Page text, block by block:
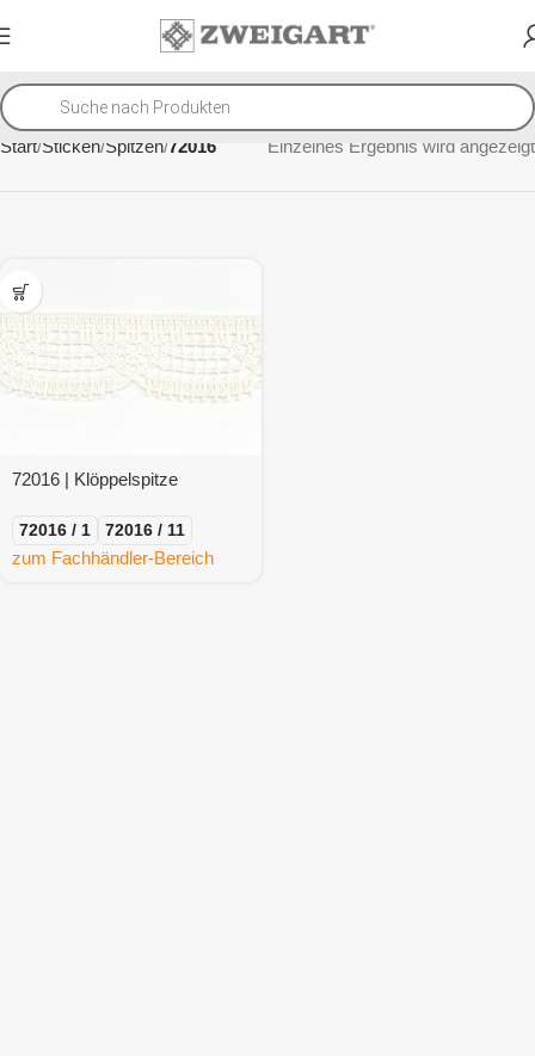
Start Sticken Spitzen 72016 Einzelnes Ergebnis wird angezeigt
72016 | Klöppelspitze
72016 / 1 72016 / 11
zum Fachhändler-Bereich